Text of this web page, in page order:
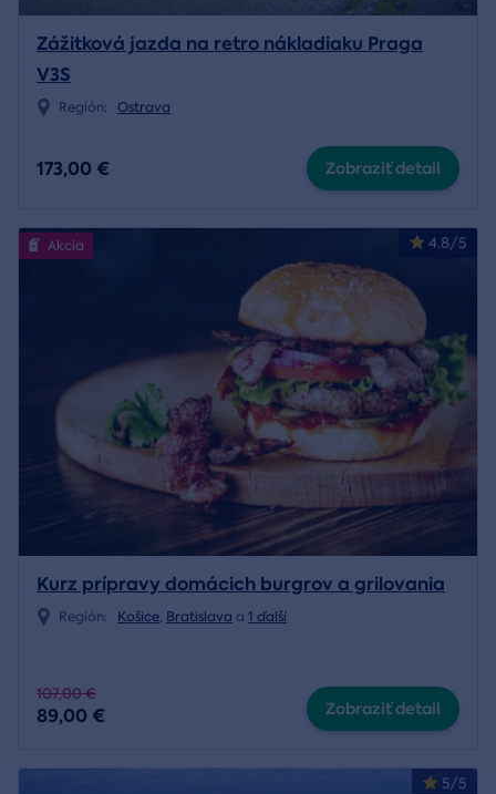
Zážitková jazda na retro nákladiaku Praga
V3S
Región: Ostrava
173,00 € Zobraziť detail
4.8/5
Akcia
Kurz prípravy domácich burgrov a grilovania
Región: Košice, Bratislava a 1 ďalší
107,00 €
89,00 € Zobraziť detail
5/5